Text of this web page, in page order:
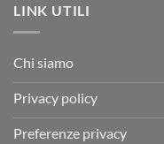
LINK UTILI
Chi siamo
Privacy policy
Preferenze privacy